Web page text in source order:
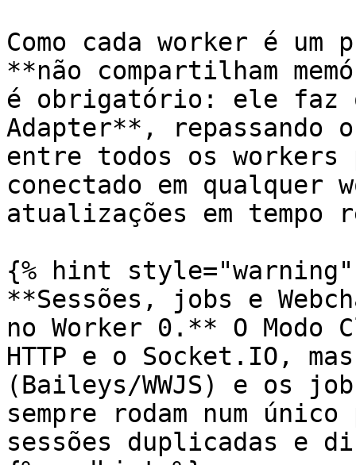
Como cada worker é um
**não compartilham
é obrigatório: ele faz
Adapter**, repassando
entre todos os workers
conectado em qualquer
atualizações em tempo
{% hint style="warning"
**Sessões, jobs e
no Worker 0.** O Modo
HTTP e o Socket.IO,
(Baileys/WWJS) e os
sempre rodam num
sessões duplicadas e